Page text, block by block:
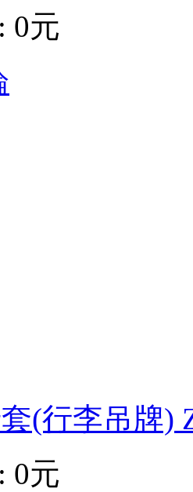
0元
(行李吊牌)
0元